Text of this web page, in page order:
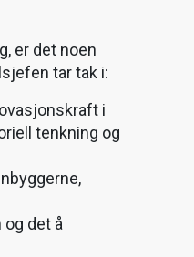
er det noen
tar tak i:
i
tenkning og
det å